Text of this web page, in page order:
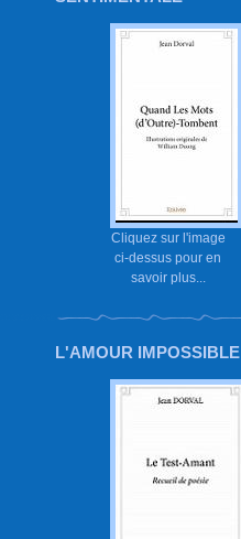
Cliquez sur l'image
ci-dessus pour en
savoir plus...
L'AMOUR IMPOSSIBLE